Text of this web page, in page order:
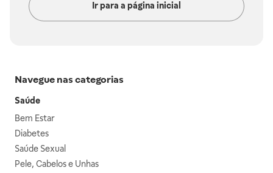
Ir para a página inicial
Navegue nas categorias
Saúde
Bem Estar
Diabetes
Saúde Sexual
Pele, Cabelos e Unhas